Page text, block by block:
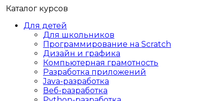
Каталог курсов
Для детей
Для школьников
Программирование на Scratch
Дизайн и графика
Компьютерная грамотность
Разработка приложений
Java-разработка
Веб-разработка